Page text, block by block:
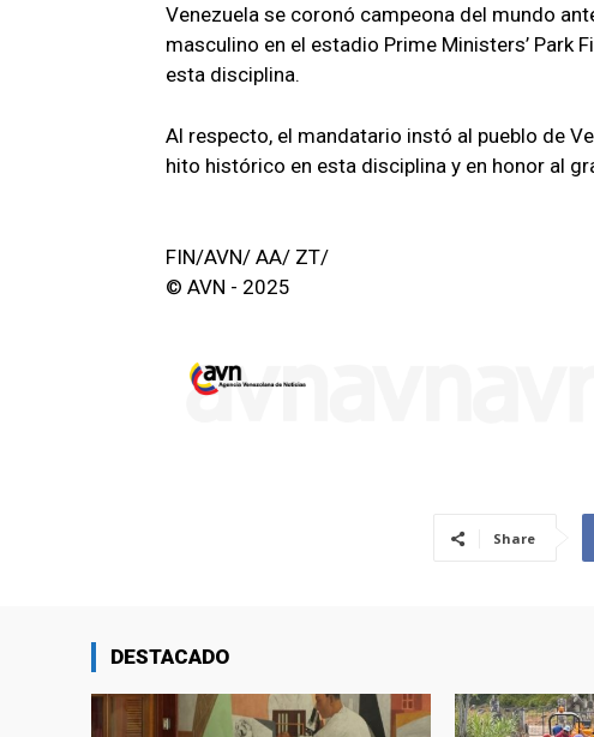
Venezuela se coronó campeona del mundo
masculino en el estadio Prime Ministers’ Park
esta disciplina.
Al respecto, el mandatario instó al pueblo de
hito histórico en esta disciplina y en honor al
FIN/AVN/ AA/ ZT/
© AVN - 2025
Share
DESTACADO